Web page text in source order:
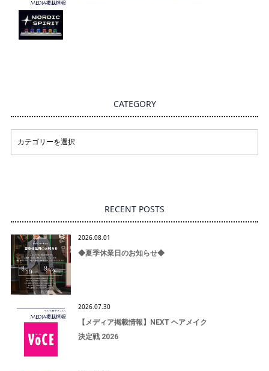
CATEGORY
RECENT POSTS
2026.08.01
◆夏季休業日のお知らせ◆
2026.07.30
【メディア掲載情報】NEXT ヘアメイク
決定戦 2026